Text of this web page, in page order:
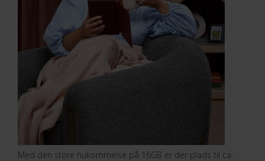
Med den store hukommelse på 16GB er der plads til ca.